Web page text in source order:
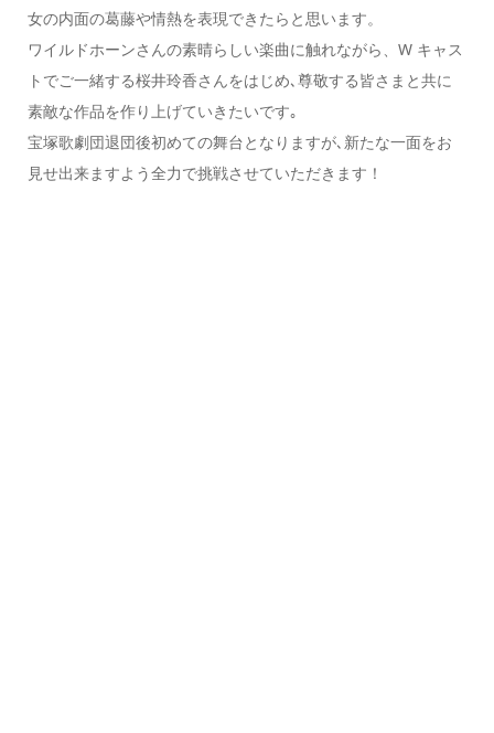
女の内面の葛藤や情熱を表現できたらと思います。
ワイルドホーンさんの素晴らしい楽曲に触れながら、W キャス
トでご一緒する桜井玲香さんをはじめ､尊敬する皆さまと共に
素敵な作品を作り上げていきたいです｡
宝塚歌劇団退団後初めての舞台となりますが､新たな一面をお
見せ出来ますよう全力で挑戦させていただきます！